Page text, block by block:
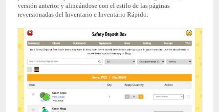
versión anterior y alineándose con el estilo de las páginas
reversionadas del Inventario e Inventario Rápido.